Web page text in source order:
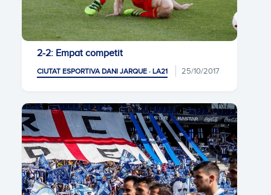
2-2: Empat competit
CIUTAT ESPORTIVA DANI JARQUE · LA21 25/10/2017